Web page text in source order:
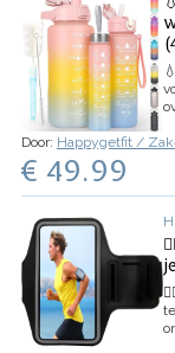
Door: Happygetfit /
€ 49.99